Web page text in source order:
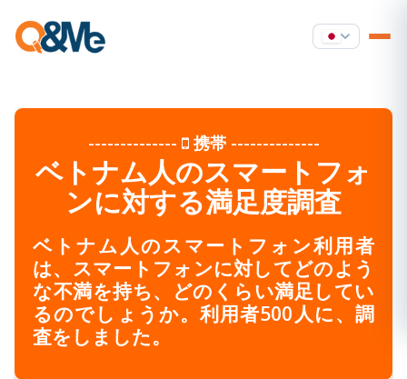
-------------- 携帯--------------
ベトナム人のスマートフォ
ンに対する満足度調査
ベトナム人のスマートフォン利用者
は、スマートフォンに対してどのよう
な不満を持ち、どのくらい満足してい
るのでしょうか。利用者500人に、調
査をしました。